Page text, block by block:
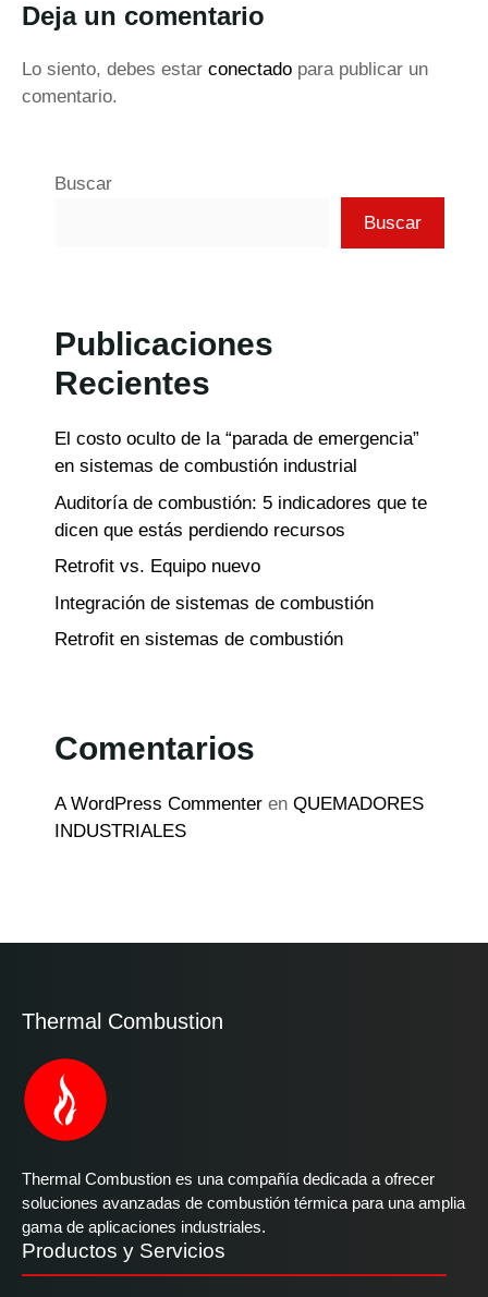
Deja un comentario
Lo siento, debes estar conectado para publicar un
comentario.
Buscar
Buscar
Publicaciones
Recientes
El costo oculto de la “parada de emergencia”
en sistemas de combustión industrial
Auditoría de combustión: 5 indicadores que te
dicen que estás perdiendo recursos
Retrofit vs. Equipo nuevo
Integración de sistemas de combustión
Retrofit en sistemas de combustión
Comentarios
A WordPress Commenter en QUEMADORES
INDUSTRIALES
Thermal Combustion
Thermal Combustion es una compañía dedicada a ofrecer
soluciones avanzadas de combustión térmica para una amplia
gama de aplicaciones industriales.
Productos y Servicios